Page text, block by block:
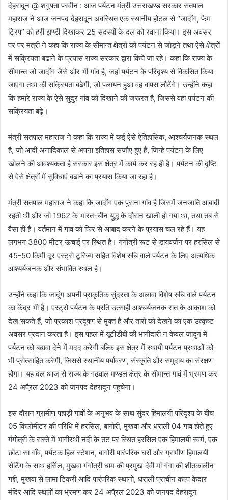
देहरादून @ शगुफ्ता परवीन : आज पर्यटन मंत्री उत्तराखण्ड सरकार सतपाल
महाराज ने आज जनपद देहरादून अवस्थित एक स्थानीय होटल से ‘‘जादोंग, फैम
ट्रिप’’ को हरी झण्डी दिखाकर 25 सदस्यों के दल को रवाना किया। इस अवसर
पर पर मंत्री ने कहा कि राज्य के सीमान्त क्षेत्रों को पर्यटन से जोड़ने तथा ऐसे क्षेत्रों
में सक्रियता बढाने के प्रयास राज्य सरकार द्वारा किये जा रहे। कहा कि राज्य के
सीमान्त जो जादोंग जैसे और भी गांव है, जहां पर्यटन के परिदृश्य से विकसित किया
जाएगा तथा की सक्रियता बढेगी, जो पलायन हुआ वह वापस लौटेंगे। उन्होंने कहा
कि हमारे राज्य के ऐसे सुदुर गांव को दिखाने की जरूरत है, जिससे वहां पर्यटन की
सक्रियता बढ़़े।
मंत्री सतपाल महाराज ने कहा कि राज्य में कई ऐसे ऐतिहासिक, आश्चर्यजनक स्थल
है, जो आदी अनादिकाल से अपना इतिहास संजौए हुए हैं, जिन्हे पर्यटन के लिए
खोलने की आवश्यकता है सरकार इस क्षेत्र में कार्य कर रह ही है। पर्यटन की दृष्टि
से ऐसे क्षेत्रों में सुविधाएं बढाने का प्रयास किया जा रहा है।
मंत्री सतपाल महाराज ने कहा कि जादोंग एक पुराना गांव है जिसमें जनजाति आबादी
रहती थी और जो 1962 के भारत-चीन युद्ध के दौरान खाली हो गया था, तथा तब से
वैसा ही है। वर्तमान में गांव को फिर से आबाद करने के प्रयास चल रहे हैं। यह
लगभग 3800 मीटर ऊंचाई पर स्थित है। गंगोत्री रूट से डायवर्जन पर हरसिल से
45-50 किमी दूर एस्ट्रो टूरिज्म सहित विशेष रुचि वाले पर्यटन के लिए अत्यधिक
आश्यर्यजनक और संभावित स्थल है।
उन्होंने कहा कि जादुंग अपनी प्राकृतिक सुंदरता के अलावा विशेष रुचि वाले पर्यटन
का केंद्र भी है। एस्ट्रो पर्यटन के प्रति उत्साही आश्चर्यजनक रात के आकाश को
देख सकते हैं, जो प्रकाश प्रदूषण से मुक्त है और तारों को देखने का एक उत्कृष्ट
अवसर प्रदान करता है। इस पहल में यूटीडीबी की भागीदारी न केवल जादुंग में
पर्यटन को बढ़ावा देने में मदद करेगी बल्कि इस क्षेत्र में स्थायी पर्यटन प्रथाओं को
भी प्रोत्साहित करेगी, जिससे स्थानीय पर्यावरण, संस्कृति और समुदाय का संरक्षण
होगा। यह दल आज से राज्य के गढवाल मण्डल क्षेत्र के सीमान्त गावं में भ्रमण कर
24 अपै्रल 2023 को जनपद देहरादून पंहुचेगा।
इस दौरान ग्रामीण पहाड़ी गांवों के अनुभव के साथ सुंदर हिमालयी परिदृश्य के बीच
05 किलोमीटर की परिधि में हरसिल, बागोरी, मुखवा और धराली 04 गांव होते हुए
गंगोत्री के रास्ते में भागीरथी नदी के तट पर स्थित हरसिल एक हिमालयी स्वर्ग, एक
छोटा सा गाँव, पर्यटक हिल स्टेशन, बागोरी पारंपरिक घरों और ग्रामीण हिमालयी
सेटिंग के साथ हर्सिल, मुखवा गंगोत्री धाम की प्रमुख देवी मां गंगा की शीतकालीन
गद्दी, मुखवा से लामा टिकरी आदि पारंपरिक स्थानो, धराली प्राचीन कल्प केदार
मंदिर आदि स्थलों का भ्रमण कर 24 अपै्रल 2023 को जनपद देहरादून